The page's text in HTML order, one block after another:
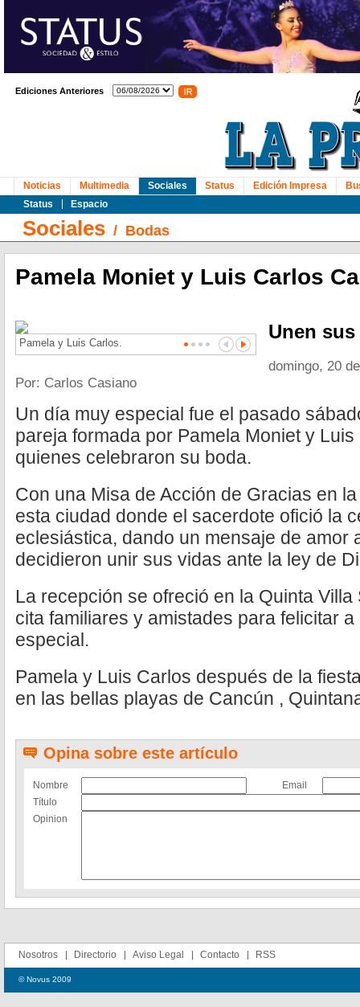
Ediciones Anteriores
Noticias Multimedia
Sociales
Status
Espacio
Status Edición Impresa
Sociales / Bodas
Pamela Moniet y Luis Carlos
Pamela y Luis Carlos.
Unen
domingo, 20
Por: Carlos Casiano
Un día muy especial fue el pasado
pareja formada por Pamela Moniet y
quienes celebraron su boda.
Con una Misa de Acción de Gracias en
esta ciudad donde el sacerdote ofició la
eclesiástica, dando un mensaje de amor
decidieron unir sus vidas ante la ley de
La recepción se ofreció en la Quinta
cita familiares y amistades para felicitar
especial.
Pamela y Luis Carlos después de la
en las bellas playas de Cancún ,
Opina sobre este artículo
Nombre
Email
Título
Opinion
Nosotros Directorio Aviso Legal Contacto RSS
© Novus 2009